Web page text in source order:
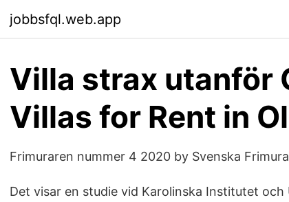
jobbsfql.web.app
Villa strax utanför
Villas for Rent in
Frimuraren nummer 4 2020 by Svenska
Det visar en studie vid Karolinska Institutet